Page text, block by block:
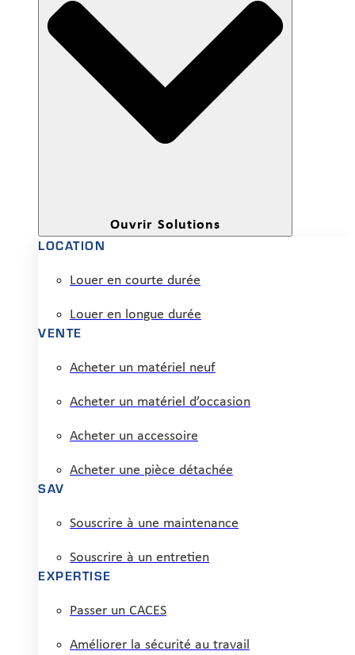
Ouvrir Solutions
LOCATION
Louer en courte durée
Louer en longue durée
VENTE
Acheter un matériel neuf
Acheter un matériel d’occasion
Acheter un accessoire
Acheter une pièce détachée
SAV
Souscrire à une maintenance
Souscrire à un entretien
EXPERTISE
Passer un CACES
Améliorer la sécurité au travail